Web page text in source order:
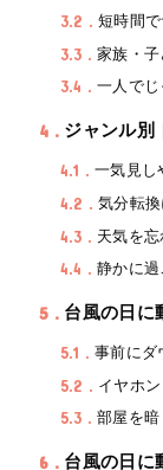
3.2 短時間
3.3 家族・
3.4 一人で
4 ジャンル別
4.1 一気見し
4.2 気分転
4.3 天気を
4.4 静かに
5 台風の日に
5.1 事前にダ
5.2 イヤホ
5.3 部屋を
6 台風の日に